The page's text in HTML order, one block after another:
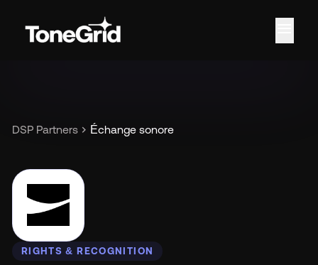
DSP Partners chevron_right Échange sonore
RIGHTS & RECOGNITION